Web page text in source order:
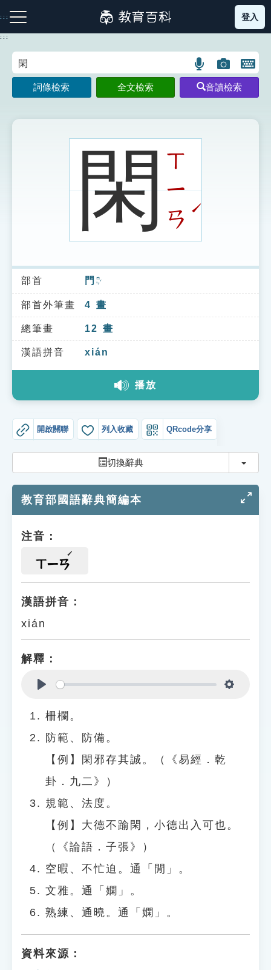
到
主
:::
注音索引圖示 筆畫索引圖示 部首索引表圖示
索引選單
知識索引
單字索引
生命大百科索引
教學應用
貓頭鷹博士
登入
:::
語
言
搜
示
圖
片
搜
開
鍵
圖
詞條檢索 全文檢索 音讀檢索
閑ㄒ
ㄧ
ㄢ
ˊ
部首 門 ㄇㄣˊ
部首外筆畫 4 畫
總筆畫 12 畫
漢語拼音 xián
播放
開啟關聯 列入收藏 QRcode分享
切換辭典 切換
教育部國語辭典簡編本
注音：
ㄒㄧㄢ
漢語拼音：
xián
解釋：
柵欄。
防範、防備。
【例】閑邪存其誠。（《易經．乾
卦．九二》）
規範、法度。
【例】大德不踰閑，小德出入可也。
（《論語．子張》）
空暇、不忙迫。通「閒」。
文雅。通「嫻」。
熟練、通曉。通「嫻」。
資料來源：